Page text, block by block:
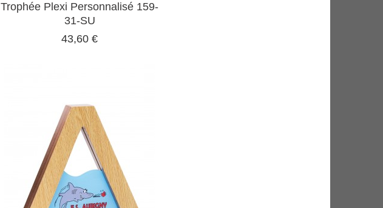
Trophée Plexi Personnalisé 159-
31-SU
43,60 €